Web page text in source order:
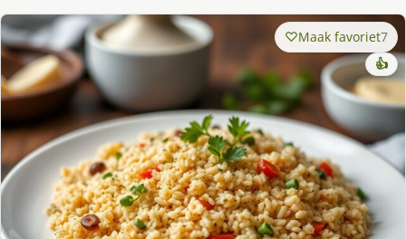
Maak favoriet7
👍